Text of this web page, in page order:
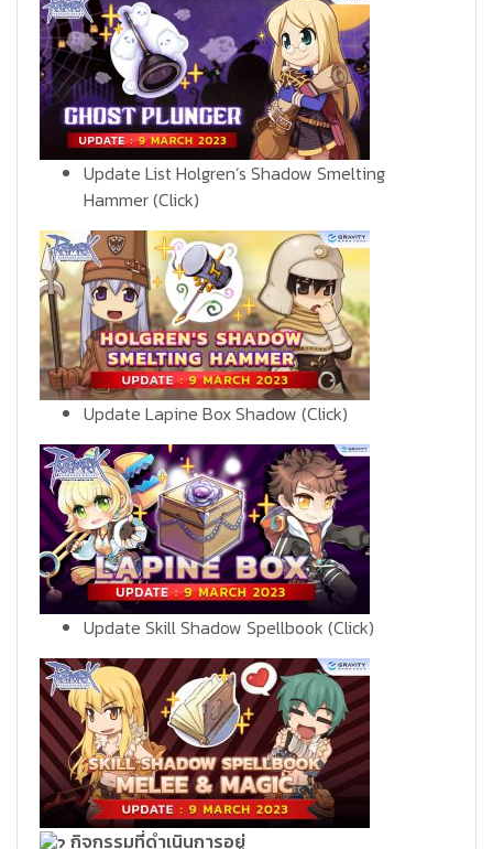
Update List Holgren’s Shadow Smelting
Hammer(Click)
Update Lapine Box Shadow (Click)
Update Skill Shadow Spellbook (Click)
กิจกรรมที่ดำเนินการอยู่